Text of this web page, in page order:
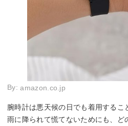
By:amazon.co.jp
腕時計は悪天候の日でも着用するこ
雨に降られて慌てないためにも、ど